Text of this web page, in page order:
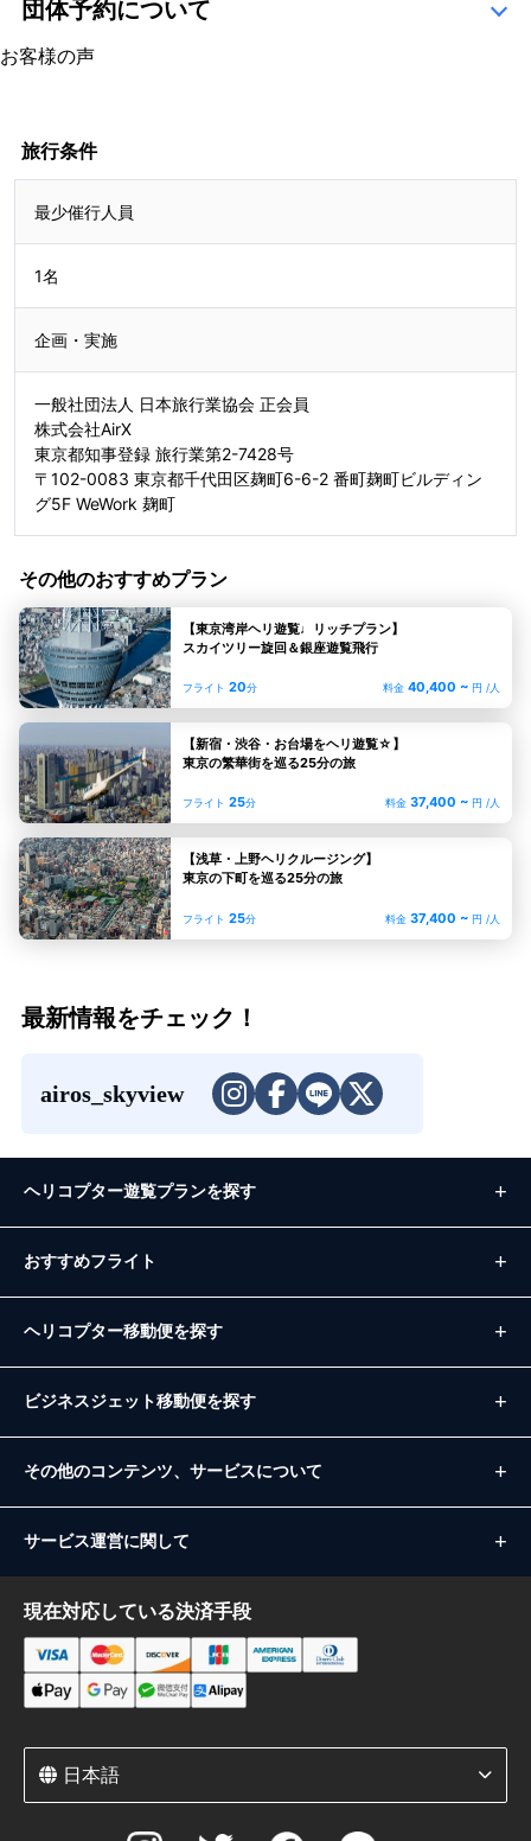
団体予約について
こちら
お客様の声
4.9
2407310175様
旅行条件
最少催行人員
1名
企画・実施
一般社団法人 日本旅行業協会 正会員
株式会社AirX
東京都知事登録 旅行業第2-7428号
〒102-0083 東京都千代田区麹町6-6-2 番町麹町ビルディン
グ5F WeWork 麹町
その他のおすすめプラン
【東京湾岸ヘリ遊覧♩リッチプラン】
スカイツリー旋回＆銀座遊覧飛行
フライト 20分 料金 40,400 ~ 円 /人
【新宿・渋谷・お台場をヘリ遊覧☆】
東京の繁華街を巡る25分の旅
フライト 25分 料金 37,400 ~ 円 /人
【浅草・上野ヘリクルージング】
東京の下町を巡る25分の旅
フライト 25分 料金 37,400 ~ 円 /人
最新情報をチェック！
airos_skyview
ヘリコプター遊覧プランを探す
おすすめフライト
ヘリコプター移動便を探す
ビジネスジェット移動便を探す
その他のコンテンツ、サービスについて
サービス運営に関して
現在対応している決済手段
日本語